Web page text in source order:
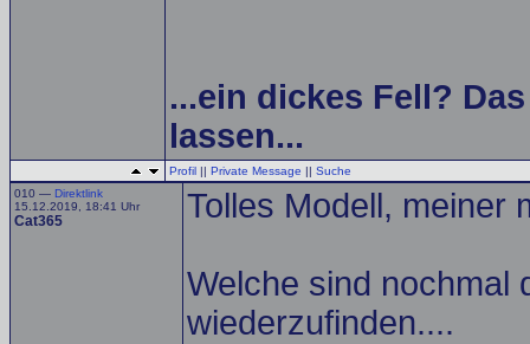
...ein dickes Fell?
lassen...
Profil || Private Message || Suche
010 — Direktlink
15.12.2019, 18:41 Uhr
Cat365 Tolles Modell, meiner
Welche sind nochmal
wiederzufinden....